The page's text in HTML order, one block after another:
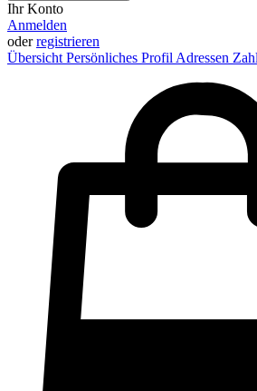
Ihr Konto
Anmelden
oderregistrieren
Übersicht Persönliches Profil Adressen